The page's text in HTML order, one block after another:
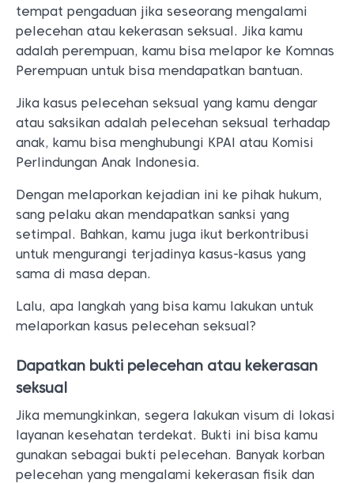
tempat pengaduan jika seseorang mengalami
pelecehan atau kekerasan seksual. Jika kamu
adalah perempuan, kamu bisa melapor ke Komnas
Perempuan untuk bisa mendapatkan bantuan.
Jika kasus pelecehan seksual yang kamu dengar
atau saksikan adalah pelecehan seksual terhadap
anak, kamu bisa menghubungi KPAI atau Komisi
Perlindungan Anak Indonesia.
Dengan melaporkan kejadian ini ke pihak hukum,
sang pelaku akan mendapatkan sanksi yang
setimpal. Bahkan, kamu juga ikut berkontribusi
untuk mengurangi terjadinya kasus-kasus yang
sama di masa depan.
Lalu, apa langkah yang bisa kamu lakukan untuk
melaporkan kasus pelecehan seksual?
Dapatkan bukti pelecehan atau kekerasan
seksual
Jika memungkinkan, segera lakukan visum di lokasi
layanan kesehatan terdekat. Bukti ini bisa kamu
gunakan sebagai bukti pelecehan. Banyak korban
pelecehan yang mengalami kekerasan fisik dan